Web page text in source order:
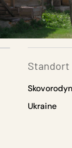
Standort
Ukraine